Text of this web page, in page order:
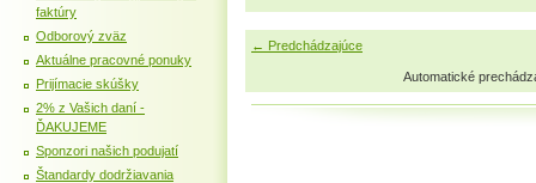
← Predchádzajúce
Automatické
faktúry
Odborový zväz
Aktuálne pracovné ponuky
Prijímacie skúšky
2% z Vašich daní -
ĎAKUJEME
Sponzori našich podujatí
Štandardy dodržiavania